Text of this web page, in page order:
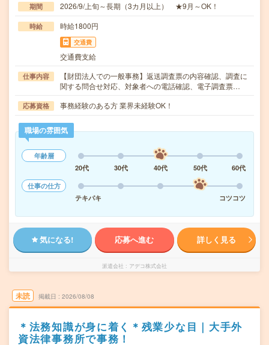
期間 2026/9/上旬～長期（3カ月以上） ★9月～OK！
時給 時給1800円
交通費
交通費支給
仕事内容
【財団法人での一般事務】返送調査票の内容確認、調査に
関する問合せ対応、対象者への電話確認、電子調査票…
応募資格 事務経験のある方 業界未経験OK！
職場の雰囲気
年齢層
20代
30代 40代 50代
60代
仕事の仕方
テキパキ
コツコツ
気になる! 応募へ進む 詳しく見る
派遣会社 アデコ株式会社
未読 掲載日 2026/08/08
＊法務知識が身に着く＊残業少な目｜大手外
資法律事務所で事務！